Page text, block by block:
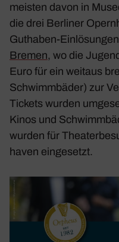
meisten davon in
die drei Berliner
Guthaben-
Bremen, wo die
Euro für ein weitaus
Schwimm­bäder) zur
Tickets wurden
Kinos und
wurden für
haven einge­setzt.